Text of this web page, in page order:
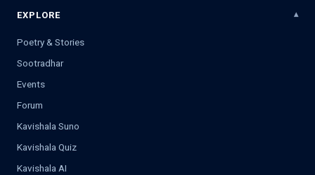
EXPLORE
Poetry & Stories
Sootradhar
Events
Forum
Kavishala Suno
Kavishala Quiz
Kavishala AI